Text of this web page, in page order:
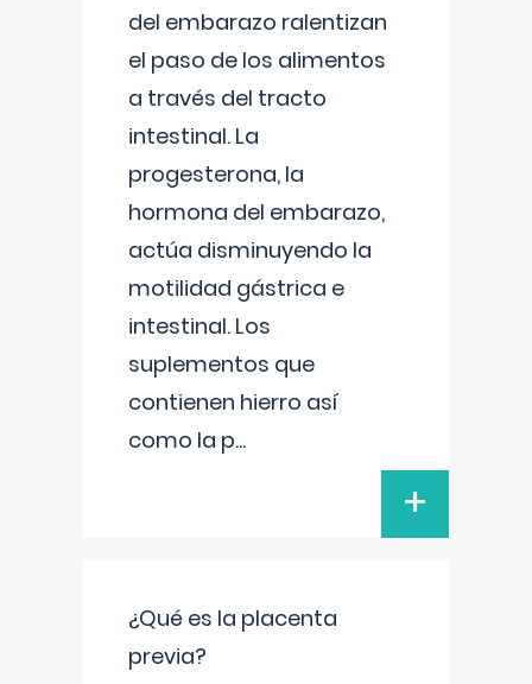
del embarazo ralentizan
el paso de los alimentos
a través del tracto
intestinal. La
progesterona, la
hormona del embarazo,
actúa disminuyendo la
motilidad gástrica e
intestinal. Los
suplementos que
contienen hierro así
como la p...
+
¿Qué es la placenta
previa?